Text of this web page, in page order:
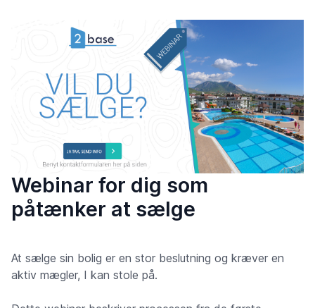
Webinar for dig som
påtænker at sælge
At sælge sin bolig er en stor beslutning og kræver en
aktiv mægler, I kan stole på.